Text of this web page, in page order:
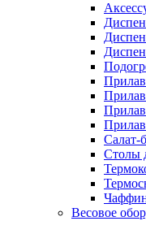
Салат-
Столы
Весовое